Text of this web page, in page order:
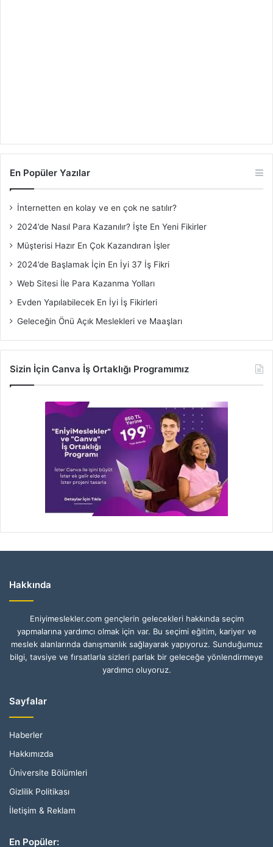
En Popüler Yazılar
İnternetten en kolay ve en çok ne satılır?
2024’de Nasıl Para Kazanılır? İşte En Yeni Fikirler
Müşterisi Hazır En Çok Kazandıran İşler
2024’de Başlamak İçin En İyi 37 İş Fikri
Web Sitesi İle Para Kazanma Yolları
Evden Yapılabilecek En İyi İş Fikirleri
Geleceğin Önü Açık Meslekleri ve Maaşları
Sizin İçin Canva İş Ortaklığı Programımız
Hakkında
Eniyimeslekler.com gençlerin gelecekleri hakkında seçim
yapmalarına yardımcı olmak için var. Bu seçimi eğitim, kariyer ve
meslek alanlarında danışmanlık sağlayarak yapıyoruz. Sunduğumuz
bilgi, tavsiye ve fırsatlarla sizleri parlak bir geleceğe yönlendirmeye
yardımcı oluyoruz.
Sayfalar
Haberler
Hakkımızda
Üniversite Bölümleri
Gizlilik Politikası
İletişim & Reklam
En Popüler: